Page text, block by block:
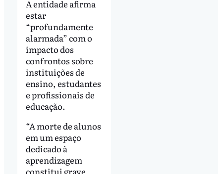
A entidade afirma
estar
“profundamente
alarmada” com o
impacto dos
confrontos sobre
instituições de
ensino, estudantes
e profissionais de
educação.
“A morte de alunos
em um espaço
dedicado à
aprendizagem
constitui grave